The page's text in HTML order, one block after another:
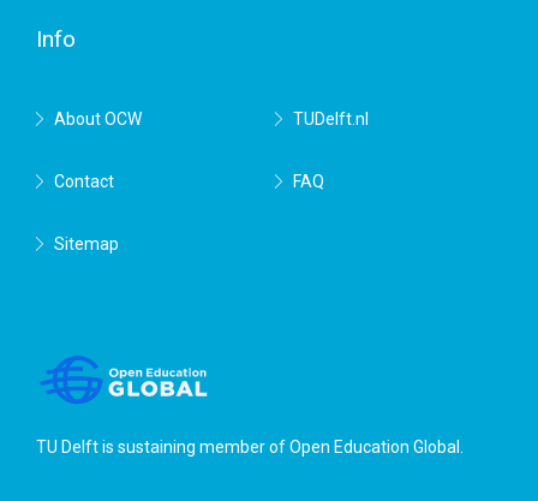
Info
About OCW TUDelft.nl
Contact FAQ
Sitemap
TU Delft is sustaining member ofOpen Education Global